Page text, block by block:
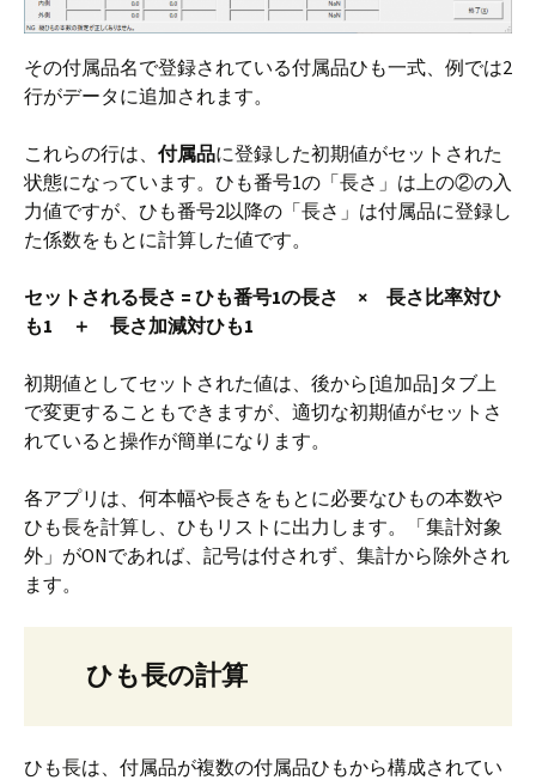
その付属品名で登録されている付属品ひも一式、例では2
行がデータに追加されます。
これらの行は、 付属品に登録した初期値がセットされた
状態になっています。ひも番号1の「長さ」は上の②の入
力値ですが、ひも番号2以降の「長さ」は付属品に登録し
た係数をもとに計算した値です。
セットされる長さ = ひも番号1の長さ × 長さ比率対ひ
も1 ＋ 長さ加減対ひも1
初期値としてセットされた値は、後から[追加品]タブ上
で変更することもできますが、適切な初期値がセットさ
れていると操作が簡単になります。
各アプリは、何本幅や長さをもとに必要なひもの本数や
ひも長を計算し、ひもリストに出力します。「集計対象
外」がONであれば、記号は付されず、集計から除外され
ます。
ひも長の計算
ひも長は、付属品が複数の付属品ひもから構成されてい